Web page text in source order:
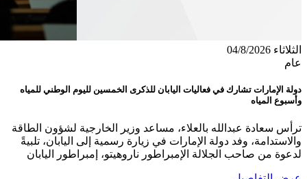
الثلاثاء 04/8/2026
عام
دولة الإمارات تشارك في فعاليات اليابان للذكرى الخمسين لليوم الوطني للمياه
وأسبوع المياه
ترأس سعادة عبدالله بالعلاء، مساعد وزير الخارجية لشؤون الطاقة
والاستدامة، وفد دولة الإمارات في زيارة رسمية إلى اليابان، تلبيةً
لدعوة من صاحب الجلالة الإمبراطور ناروهيتو، إمبراطور اليابان